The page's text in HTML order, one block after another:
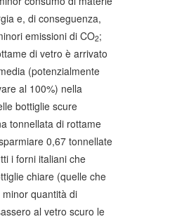
e, di conseguenza,
emissioni di CO2;
di vetro è arrivato
(potenzialmente
al 100%) nella
bottiglie scure
tonnellata di rottame
0,67 tonnellate
i forni italiani che
chiare (quelle che
quantità di
al vetro scuro le